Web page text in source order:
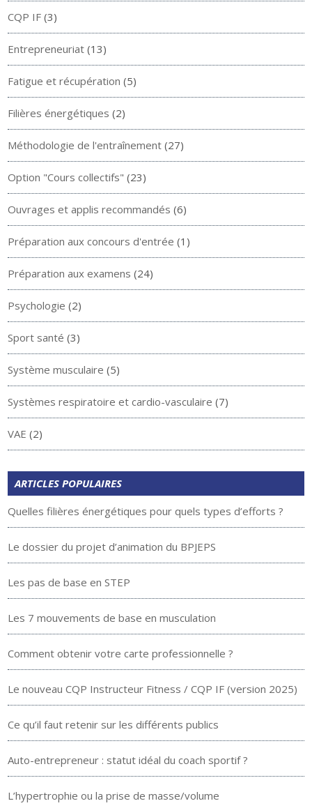
CQP IF (3)
Entrepreneuriat (13)
Fatigue et récupération (5)
Filières énergétiques (2)
Méthodologie de l'entraînement (27)
Option "Cours collectifs" (23)
Ouvrages et applis recommandés (6)
Préparation aux concours d'entrée (1)
Préparation aux examens (24)
Psychologie (2)
Sport santé (3)
Système musculaire (5)
Systèmes respiratoire et cardio-vasculaire (7)
VAE (2)
ARTICLES POPULAIRES
Quelles filières énergétiques pour quels types d’efforts ?
Le dossier du projet d’animation du BPJEPS
Les pas de base en STEP
Les 7 mouvements de base en musculation
Comment obtenir votre carte professionnelle ?
Le nouveau CQP Instructeur Fitness / CQP IF (version 2025)
Ce qu’il faut retenir sur les différents publics
Auto-entrepreneur : statut idéal du coach sportif ?
L’hypertrophie ou la prise de masse/volume